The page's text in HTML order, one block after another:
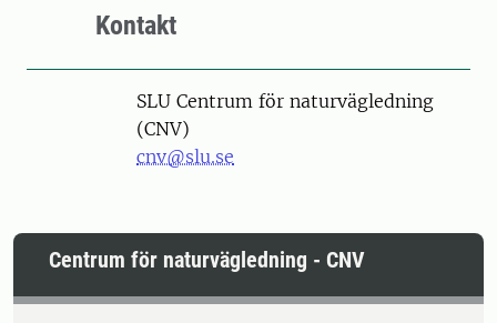
Kontakt
SLU Centrum för naturvägledning
(CNV)
cnv@slu.se
Centrum för naturvägledning - CNV